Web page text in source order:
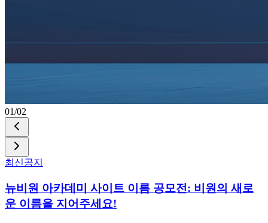
02/02
최신공지
뉴비원 아카데미 사이트 이름 공모전: 비원의 새로
운 이름을 지어주세요!